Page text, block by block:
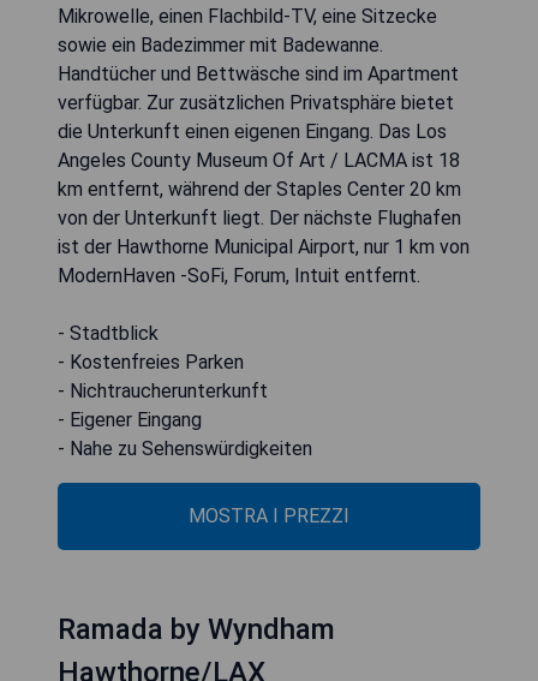
Mikrowelle, einen Flachbild-TV, eine Sitzecke
sowie ein Badezimmer mit Badewanne.
Handtücher und Bettwäsche sind im Apartment
verfügbar. Zur zusätzlichen Privatsphäre bietet
die Unterkunft einen eigenen Eingang. Das Los
Angeles County Museum Of Art / LACMA ist 18
km entfernt, während der Staples Center 20 km
von der Unterkunft liegt. Der nächste Flughafen
ist der Hawthorne Municipal Airport, nur 1 km von
ModernHaven -SoFi, Forum, Intuit entfernt.
- Stadtblick
- Kostenfreies Parken
- Nichtraucherunterkunft
- Eigener Eingang
- Nahe zu Sehenswürdigkeiten
MOSTRA I PREZZI
Ramada by Wyndham
Hawthorne/LAX